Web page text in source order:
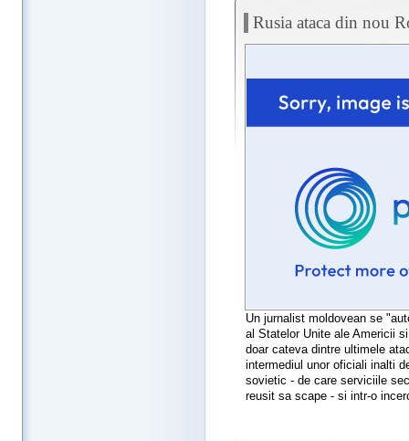
Rusia ataca din nou
Un jurnalist moldovean se
al Statelor Unite ale Americii
doar cateva dintre ultimele
intermediul unor oficiali inalti
sovietic - de care serviciile
reusit sa scape - si intr-o